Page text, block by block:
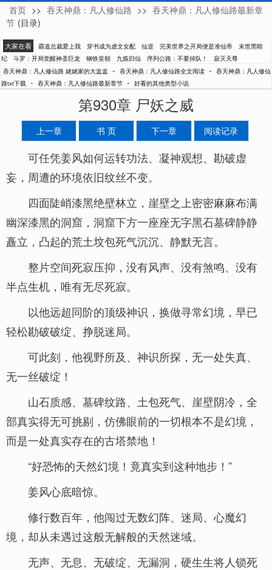
姥姥家的大盅盅
首页 >> 吞天神鼎：凡人修仙路 >> 吞天神鼎：凡人修仙路最新章
节 (目录)
大家在看 霸道总裁爱上我 穿书成为虐文女配 仙逆 完美世界之开局便是准仙帝
末世黑暗
纪
斗罗：开局觉醒神圣巨龙 钢铁皇朝 九炼归仙 序列公路：不要掉队！
寂灭天尊
吞天神鼎：凡人修仙路 姥姥家的大盅盅 - 吞天神鼎：凡人修仙路全文阅读 - 吞天神鼎：凡人修仙
路txt下载 - 吞天神鼎：凡人修仙路最新章节 - 好看的其他类型小说
第930章 尸妖之威
上一章 书 页 下一章 阅读记录
可任凭姜风如何运转功法、凝神观想、勘破虚
妄，周遭的环境依旧纹丝不变。
四面陡峭漆黑绝壁林立，崖壁之上密密麻麻布满
幽深漆黑的洞窟，洞窟下方一座座无字黑石墓碑静静
矗立，凸起的荒土坟包死气沉沉、静默无言。
整片空间死寂压抑，没有风声、没有煞鸣、没有
半点生机，唯有无尽死寂。
以他远超同阶的顶级神识，换做寻常幻境，早已
轻松勘破破绽、挣脱迷局。
可此刻，他视野所及、神识所探，无一处失真、
无一丝破绽！
山石质感、墓碑纹路、土包死气、崖壁阴冷，全
部真实得无可挑剔，仿佛眼前的一切根本不是幻境，
而是一处真实存在的古塔禁地！
“好恐怖的天然幻境！竟真实到这种地步！”
姜风心底暗惊。
修行数百年，他闯过无数幻阵、迷局、心魔幻
境，却从未遇过这般无解般的天然迷域。
无声、无息、无破绽、无漏洞，硬生生将人锁死